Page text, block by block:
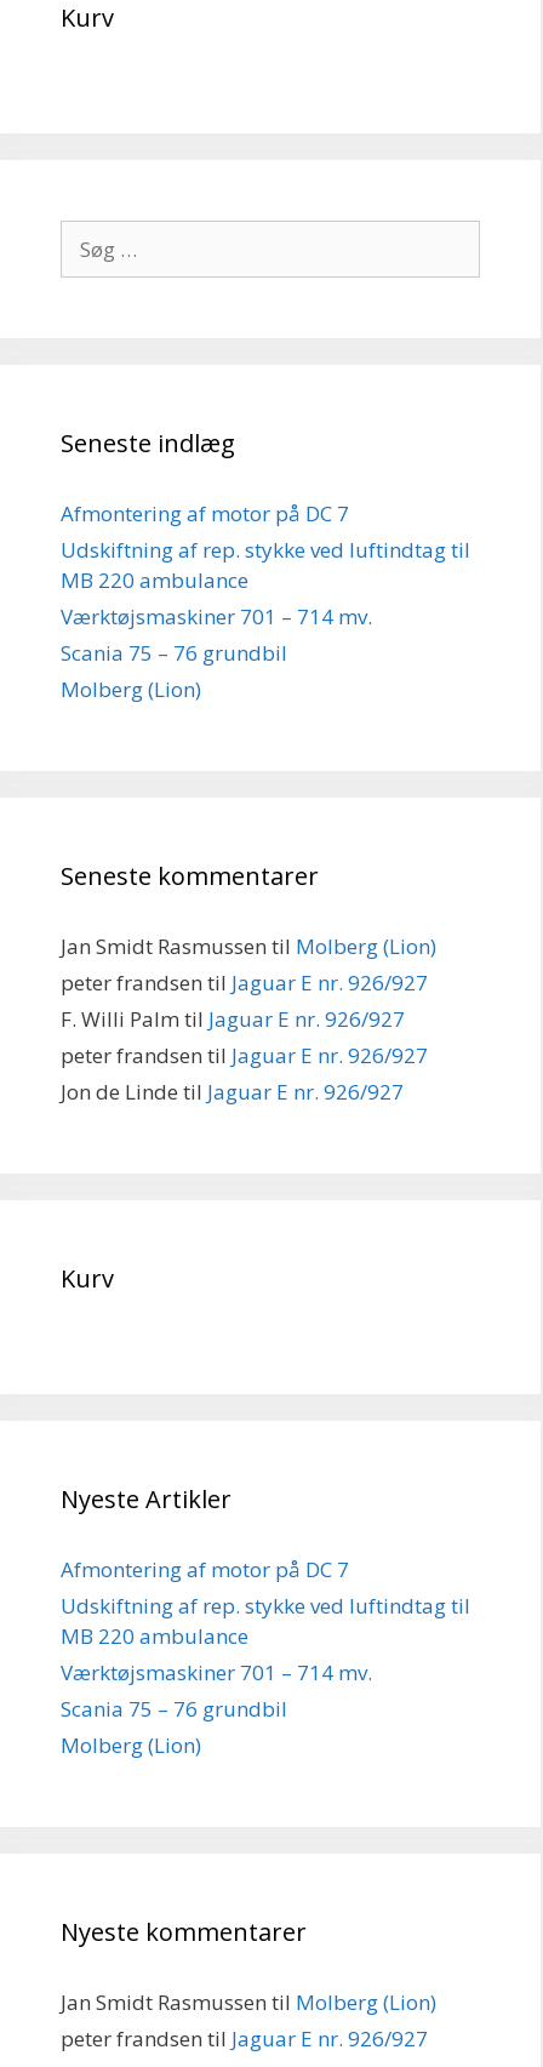
Kurv
efter:
Seneste indlæg
Afmontering af motor på DC 7
Udskiftning af rep. stykke ved luftindtag til
MB 220 ambulance
Værktøjsmaskiner 701 – 714 mv.
Scania 75 – 76 grundbil
Molberg (Lion)
Seneste kommentarer
Jan Smidt Rasmussen til Molberg (Lion)
peter frandsen til Jaguar E nr. 926/927
F. Willi Palm til Jaguar E nr. 926/927
peter frandsen til Jaguar E nr. 926/927
Jon de Linde til Jaguar E nr. 926/927
Kurv
Nyeste Artikler
Afmontering af motor på DC 7
Udskiftning af rep. stykke ved luftindtag til
MB 220 ambulance
Værktøjsmaskiner 701 – 714 mv.
Scania 75 – 76 grundbil
Molberg (Lion)
Nyeste kommentarer
Jan Smidt Rasmussen til Molberg (Lion)
peter frandsen til Jaguar E nr. 926/927